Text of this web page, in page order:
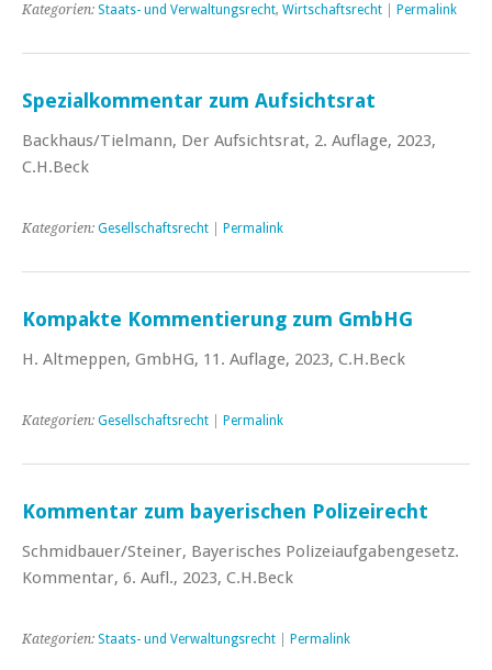
Kategorien: Staats- und Verwaltungsrecht, Wirtschaftsrecht Permalink
Spezialkommentar zum Aufsichtsrat
Backhaus/Tielmann, Der Aufsichtsrat, 2. Auflage, 2023,
C.H.Beck
Kategorien: Gesellschaftsrecht Permalink
Kompakte Kommentierung zum GmbHG
H. Altmeppen, GmbHG, 11. Auflage, 2023, C.H.Beck
Kategorien: Gesellschaftsrecht Permalink
Kommentar zum bayerischen Polizeirecht
Schmidbauer/Steiner, Bayerisches Polizeiaufgabengesetz.
Kommentar, 6. Aufl., 2023, C.H.Beck
Kategorien: Staats- und Verwaltungsrecht Permalink